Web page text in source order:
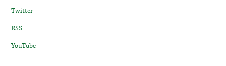
Twitter
RSS
YouTube